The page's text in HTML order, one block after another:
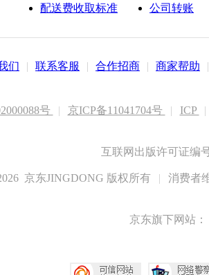
配送费收取标准
公司转账
们 | 联系客服 | 合作招商 | 商家帮助 |
号 | 京ICP备11041704号 | ICP |
互联网出版许可证编
京东JINGDONG 版权所有 | 消费者
京东旗下网站：